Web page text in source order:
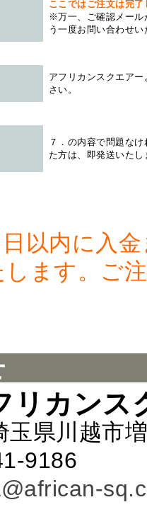
ここではご注文は完
※万一、ご確認メール
う一度お問い合わせ
アフリカンスクエアー
さい。
７．の内容で問題な
た方は、即発送いたし
以内に入
ます。ご
リカンス
県川越市
241-